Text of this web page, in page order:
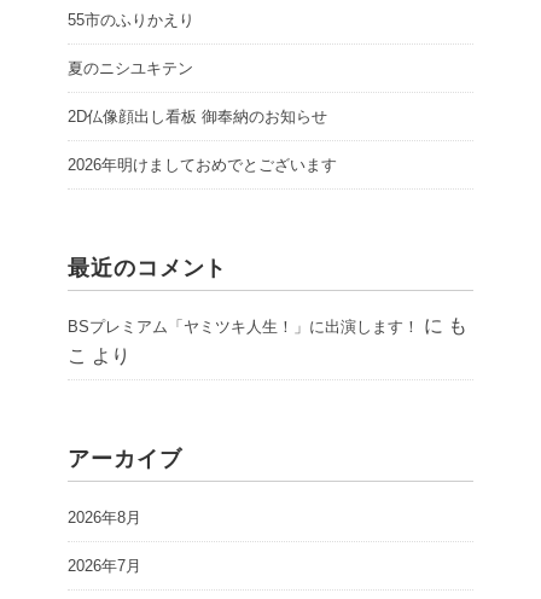
55市のふりかえり
夏のニシユキテン
2D仏像顔出し看板 御奉納のお知らせ
2026年明けましておめでとございます
最近のコメント
BSプレミアム「ヤミツキ人生！」に出演します！ に も
こ より
アーカイブ
2026年8月
2026年7月